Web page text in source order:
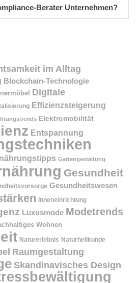
Berater Unternehmen?
im Alltag
Blockchain-Technologie
Digitale
Effizienzsteigerung
Elektromobilität
Entspannung
Gartengestaltung
Gesundheit
Gesundheitswesen
Inneneinrichtung
Luxusmode Modetrends
Wohnen
Naturerlebnis Naturheilkunde
Raumgestaltung
Skandinavisches Design